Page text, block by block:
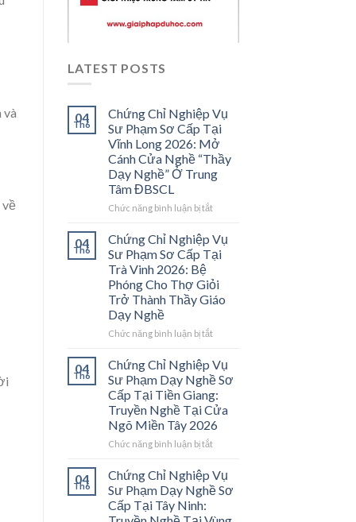
và
LATEST POSTS
04
Th6
Chứng Chỉ Nghiệp Vụ
Sư Phạm Sơ Cấp Tại
Vĩnh Long 2026: Mở
Cánh Cửa Nghề “Thầy
Dạy Nghề” Ở Trung
Tâm ĐBSCL
Chức năng bình luận bị tắtở
Chỉ
Nghiệp
Vụ
Phạm
Sơ
2026:
Mở
Cánh
Cửa
Nghề
Dạy
Ở
Trung
ĐBSCL
04
Th6
Chứng Chỉ Nghiệp Vụ
Sư Phạm Sơ Cấp Tại
Trà Vinh 2026: Bệ
Phóng Cho Thợ Giỏi
Trở Thành Thầy Giáo
Dạy Nghề
Chức năng bình luận bị tắtở
Chỉ
Nghiệp
Vụ
Sư
Phạm
Sơ
Cấp
Vinh
2026:
04
Th6
Chứng Chỉ Nghiệp Vụ
Sư Phạm Dạy Nghề Sơ
Cấp Tại Tiền Giang:
Truyền Nghề Tại Cửa
Ngõ Miền Tây 2026
Chức năng bình luận bị tắtở
Chỉ
Nghiệp
Vụ
04
Th6
Chứng Chỉ Nghiệp Vụ
Sư Phạm Dạy Nghề Sơ
Cấp Tại Tây Ninh: